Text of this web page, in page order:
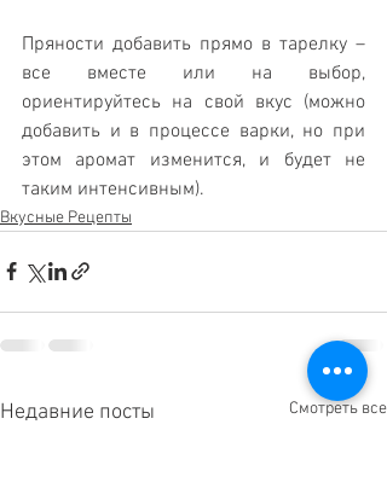
Пряности добавить прямо в тарелку –
все вместе или на выбор,
ориентируйтесь на свой вкус (можно
добавить и в процессе варки, но при
этом аромат изменится, и будет не
таким интенсивным).
Вкусные Рецепты
Недавние посты Смотреть все